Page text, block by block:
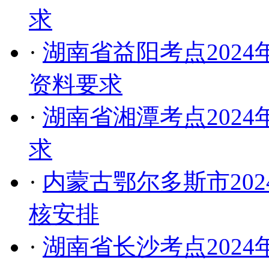
求
· 湖南省益阳考点2024
资料要求
· 湖南省湘潭考点2024
求
· 内蒙古鄂尔多斯市
核安排
· 湖南省长沙考点2024